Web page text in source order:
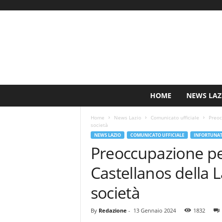
HOME NEWS
Home News Lazio Comunicato ufficiale
società
NEWS LAZIO COMUNICATO UFFICIALE
Preoccupazione
Castellanos della
società
By Redazione - 13 Gennaio 2024 1832